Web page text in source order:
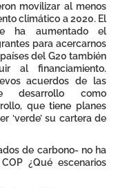
movilizar al menos
climático a 2020. El
ha aumentado el
para acercarnos
del G20 también
al financiamiento.
acuerdos de las
desarrollo como
que tiene planes
‘verde’ su cartera de
de carbono- no ha
¿Qué escenarios